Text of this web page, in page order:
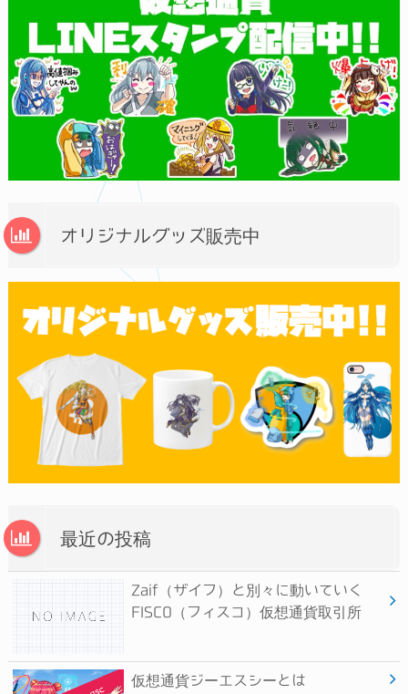
オリジナルグッズ販売中
最近の投稿
Zaif（ザイフ）と別々に動いていく
FISCO（フィスコ）仮想通貨取引所
仮想通貨ジーエスシーとは